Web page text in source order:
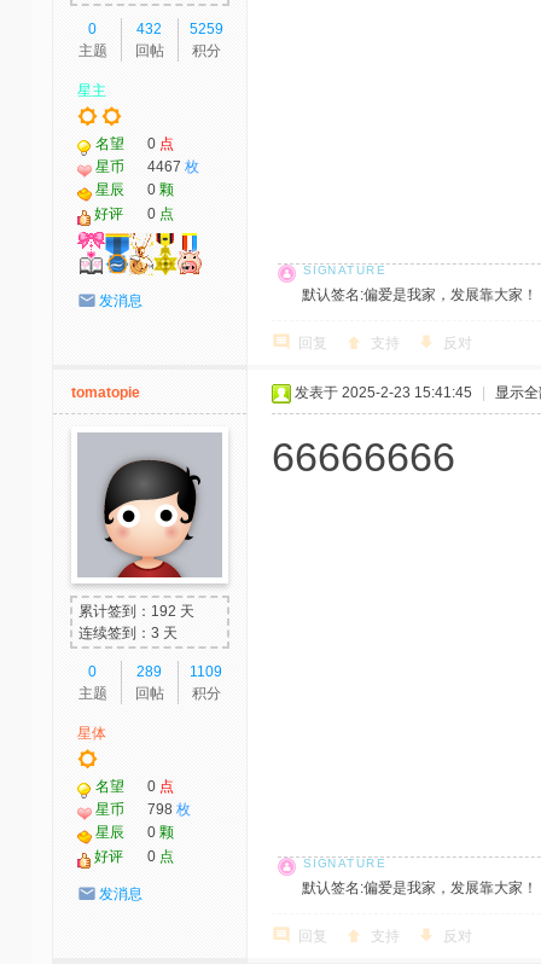
0
主题
432
回帖
5259
积分
星主
名望 0 点
星币
4467 枚
星辰
0 颗
好评
0 点
发消息 默认签名:偏爱是我家，发展靠大家
回复 支持 反对
tomatopie
累计签到：192 天
连续签到：3 天
0
主题
289
回帖
1109
积分
星体
名望 0 点
星币
798 枚
星辰
0 颗
好评
0 点
发消息
发表于 2025-2-23 15:41:45 显示
66666666
默认签名:偏爱是我家，发展靠大家
回复 支持 反对